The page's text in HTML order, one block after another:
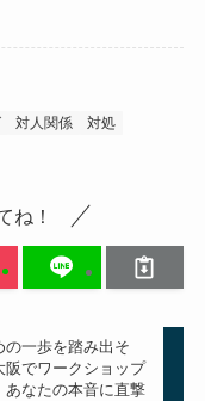
対人関係
対処
ね！
の一歩を踏み出そ
でワークショップ
なたの本音に直撃